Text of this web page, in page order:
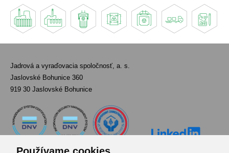
Jadrová a vyraďovacia spoločnosť, a. s.
Jaslovské Bohunice 360
919 30 Jaslovské Bohunice